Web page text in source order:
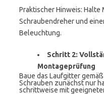
Praktischer Hinweis: Halte
Schraubendreher und
Beleuchtung.
Schritt 2:
Montageprüfung
Baue das Laufgitter
Schrauben zunächst nur
schrittweise mit